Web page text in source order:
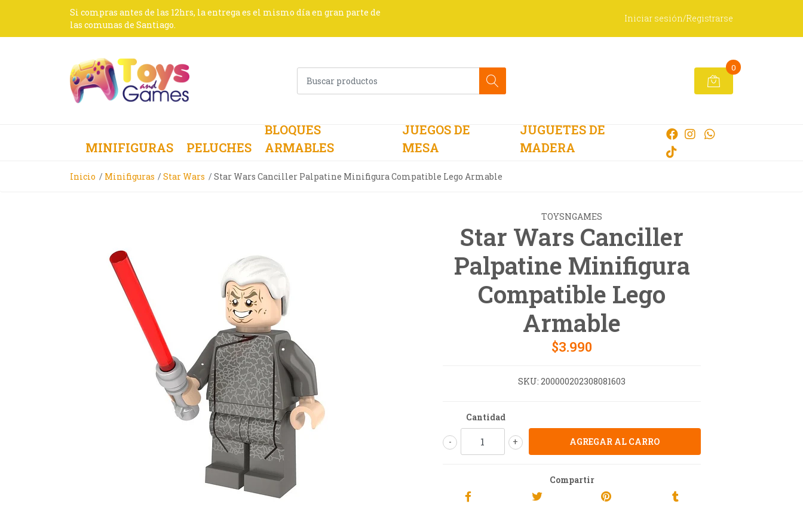
Si compras antes de las 12hrs, la entrega es el mismo día en gran parte de
las comunas de Santiago.
Iniciar sesión/Registrarse
0
MINIFIGURAS PELUCHES
BLOQUES
ARMABLES
JUEGOS DE
MESA
JUGUETES DE
MADERA
Inicio Minifiguras Star Wars Star Wars Canciller Palpatine Minifigura Compatible Lego Armable
TOYSNGAMES
Star Wars Canciller
Palpatine Minifigura
Compatible Lego
Armable
$3.990
SKU: 200000202308081603
Cantidad
+
-
Compartir